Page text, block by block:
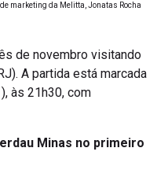
marketing da Melitta, Jonatas Rocha
de novembro visitando
A partida está marcada
às 21h30, com
Minas no primeiro